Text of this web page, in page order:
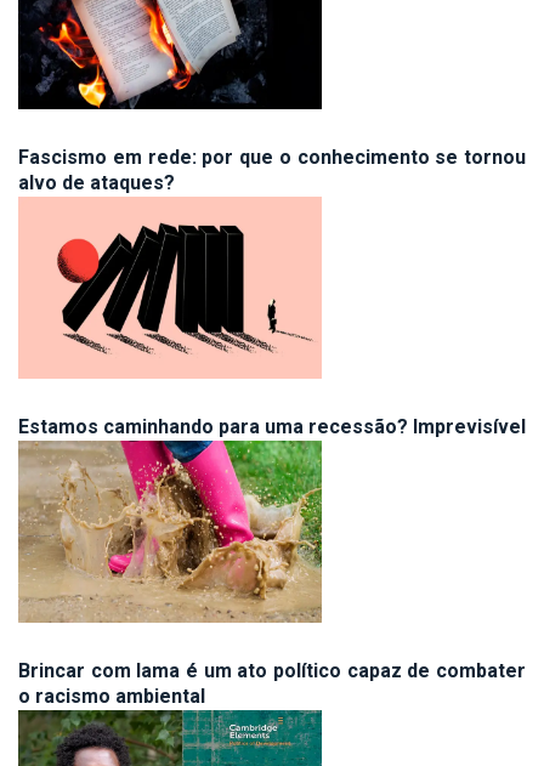
Fascismo em rede: por que o conhecimento se tornou
alvo de ataques?
Estamos caminhando para uma recessão? Imprevisível
Brincar com lama é um ato político capaz de combater
o racismo ambiental